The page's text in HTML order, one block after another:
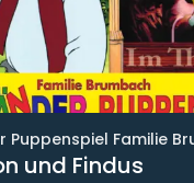
Puppenspiel Familie
und Findus